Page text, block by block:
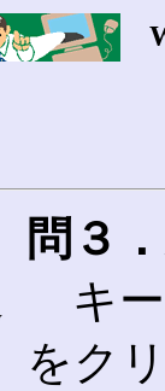
問３
キー
をク